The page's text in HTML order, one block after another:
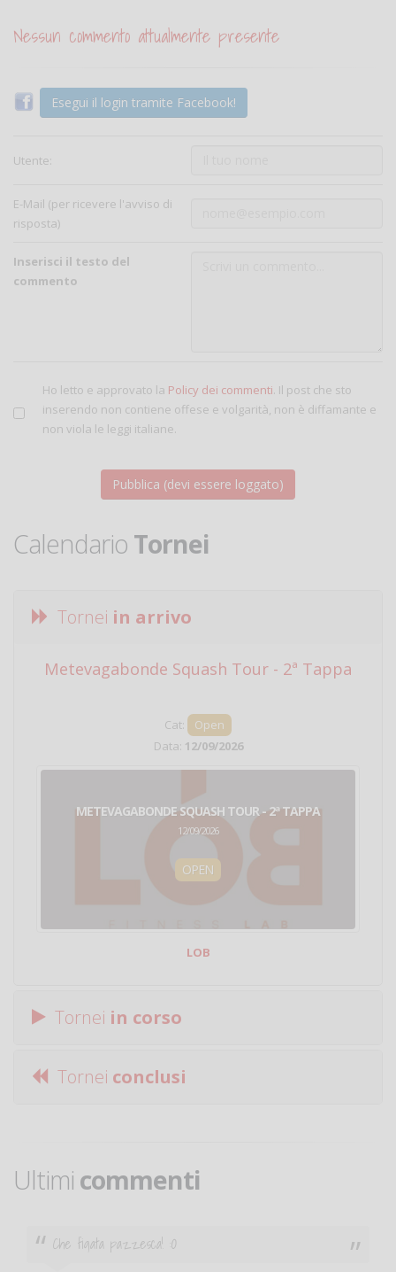
Nessun commento attualmente presente
Esegui il login tramite Facebook!
Utente:
E-Mail (per ricevere l'avviso di
risposta)
Inserisci il testo del
commento
Ho letto e approvato la Policy dei commenti. Il post che sto
inserendo non contiene offese e volgarità, non è diffamante e
non viola le leggi italiane.
Calendario Tornei
Tornei in arrivo
Metevagabonde Squash Tour - 2ª Tappa
Cat:
Open
Data: 12/09/2026
METEVAGABONDE SQUASH TOUR - 2ª TAPPA
12/09/2026
OPEN
LOB
Tornei in corso
Tornei conclusi
Ultimi commenti
Ciao. Sono a Treviglio da poco e vorrei tornare a
giocare. Se sei in zona e puoi giocare fammi sapere.